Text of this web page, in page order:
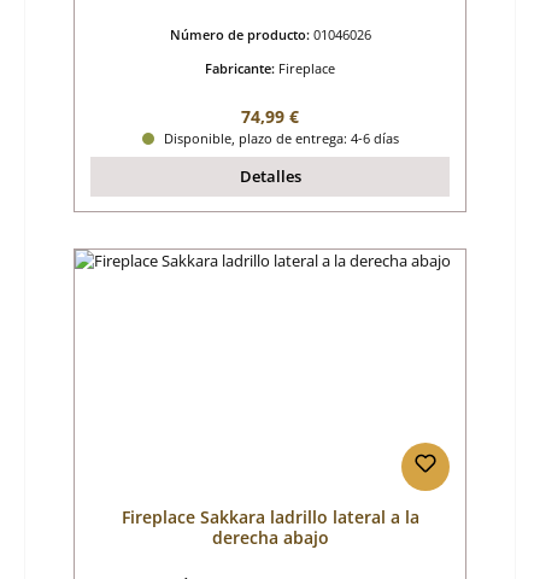
Número de producto: 01046026
Fabricante: Fireplace
Precio normal:
74,99 €
Disponible, plazo de entrega: 4-6 días
Detalles
Fireplace Sakkara ladrillo lateral a la
derecha abajo